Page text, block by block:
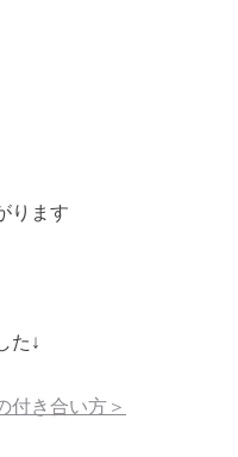
ります
た↓
付き合い方＞